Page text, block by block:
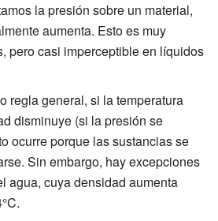
la presión sobre un material,
aumenta. Esto es muy
pero casi imperceptible en líquidos
regla general, si la temperatura
disminuye (si la presión se
ocurre porque las sustancias se
Sin embargo, hay excepciones
agua, cuya densidad aumenta